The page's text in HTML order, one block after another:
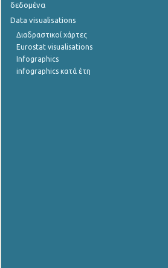
Σεπτεμβρίου 2022
Αυγούστου 2022
Ιουλίου 2022
δεδομένα
Data visualisations
Διαδραστικοί χάρτες
Eurostat visualisations
Infographics
infographics κατά έτη